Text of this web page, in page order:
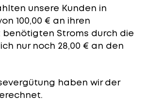
unsere Kunden in
100,00 € an ihren
benötigten Stroms durch die
nur noch 28,00 € an den
haben wir der